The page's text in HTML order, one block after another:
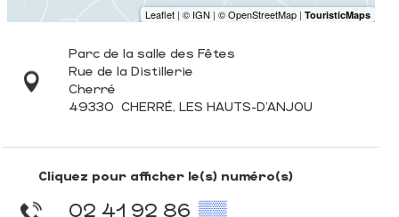
Parc de la salle des Fêtes
Rue de la Distillerie
Cherré
49330 CHERRÉ, LES HAUTS-D'ANJOU
Cliquez pour afficher le(s) numéro(s)
02 41 92 86 ▒▒